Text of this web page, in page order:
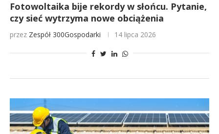
Fotowoltaika bije rekordy w słońcu. Pytanie,
czy sieć wytrzyma nowe obciążenia
przez Zespół 300Gospodarki 14 lipca 2026